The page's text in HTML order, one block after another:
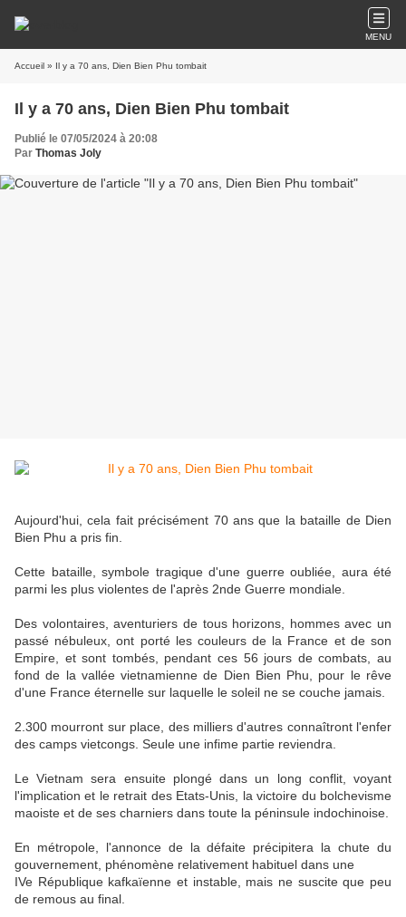
MENU
Accueil » Il y a 70 ans, Dien Bien Phu tombait
Il y a 70 ans, Dien Bien Phu tombait
Publié le 07/05/2024 à 20:08
Par Thomas Joly
Aujourd'hui, cela fait précisément 70 ans que la bataille de Dien
Bien Phu a pris fin.
Cette bataille, symbole tragique d'une guerre oubliée, aura été
parmi les plus violentes de l'après 2nde Guerre mondiale.
Des volontaires, aventuriers de tous horizons, hommes avec un
passé nébuleux, ont porté les couleurs de la France et de son
Empire, et sont tombés, pendant ces 56 jours de combats, au
fond de la vallée vietnamienne de Dien Bien Phu, pour le rêve
d'une France éternelle sur laquelle le soleil ne se couche jamais.
2.300 mourront sur place, des milliers d'autres connaîtront l'enfer
des camps vietcongs. Seule une infime partie reviendra.
Le Vietnam sera ensuite plongé dans un long conflit, voyant
l'implication et le retrait des Etats-Unis, la victoire du bolchevisme
maoiste et de ses charniers dans toute la péninsule indochinoise.
En métropole, l'annonce de la défaite précipitera la chute du
gouvernement, phénomène relativement habituel dans une
IVe République kafkaïenne et instable, mais ne suscite que peu
de remous au final.